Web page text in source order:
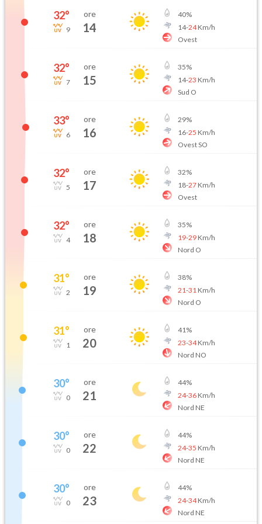
32°
9
ore
14
40%
14-24Km/h
Ovest
32°
7
ore
15
35%
14-23 Km/h
Sud O
33°
6
ore
16
29%
16-25 Km/h
Ovest SO
32°
5
ore
17
32%
18-27Km/h
Ovest
32°
4
ore
18
35%
19-29Km/h
Nord O
31°
2
ore
19
38%
21-31 Km/h
Nord O
31°
1
ore
20
41%
23-34Km/h
Nord NO
30°
0
ore
21
44%
24-36Km/h
Nord NE
30°
0
ore
22
44%
24-35 Km/h
Nord NE
30°
0
ore
23
44%
24-34Km/h
Nord NE